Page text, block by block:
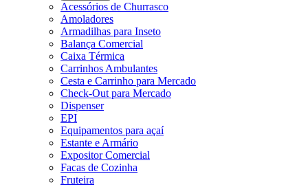
Acessórios de Churrasco
Amoladores
Armadilhas para Inseto
Balança Comercial
Caixa Térmica
Carrinhos Ambulantes
Cesta e Carrinho para Mercado
Check-Out para Mercado
Dispenser
EPI
Equipamentos para açaí
Estante e Armário
Expositor Comercial
Facas de Cozinha
Fruteira